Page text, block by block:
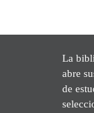
La
abre
de